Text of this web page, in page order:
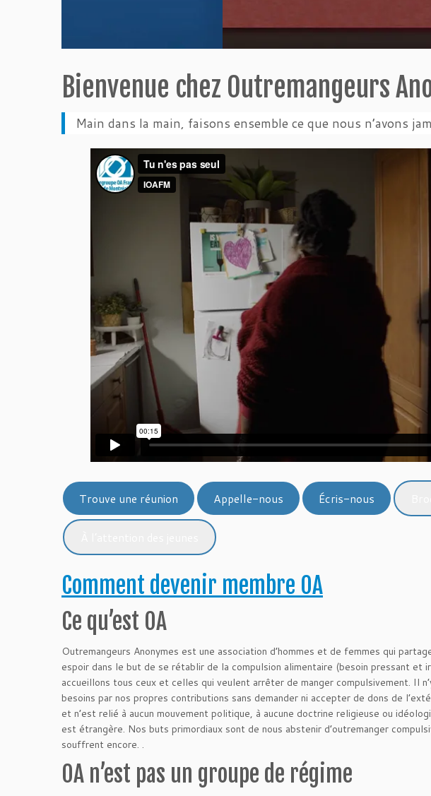
Bienvenue chez Outremangeurs
Main dans la main, faisons ensemble ce que nous n’avons
Trouve une réunion Appelle-nous Écris-nous
Comment devenir membre OA
Ce qu’est OA
Outremangeurs Anonymes est une association d’hommes et de femmes qui
espoir dans le but de se rétablir de la compulsion alimentaire (besoin pressant et
accueillons tous ceux et celles qui veulent arrêter de manger compulsivement. Il
besoins par nos propres contributions sans demander ni accepter de dons de
et n’est relié à aucun mouvement politique, à aucune doctrine religieuse ou
est étrangère. Nos buts primordiaux sont de nous abstenir d’outremanger
souffrent encore. .
OA n’est pas un groupe de régime